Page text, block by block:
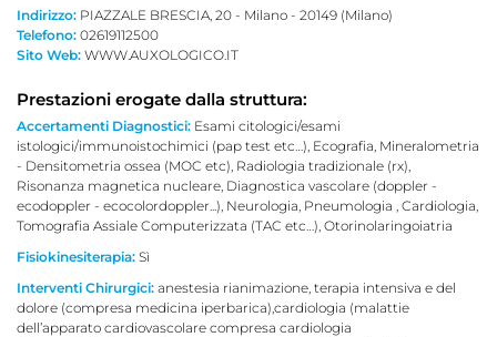
Indirizzo: PIAZZALE BRESCIA, 20 - Milano - 20149 (Milano)
Telefono: 02619112500
Sito Web: WWW.AUXOLOGICO.IT
Prestazioni erogate dalla struttura:
Accertamenti Diagnostici: Esami citologici/esami
istologici/immunoistochimici (pap test etc…), Ecografia, Mineralometria
- Densitometria ossea (MOC etc), Radiologia tradizionale (rx),
Risonanza magnetica nucleare, Diagnostica vascolare (doppler -
ecodoppler - ecocolordoppler...), Neurologia, Pneumologia , Cardiologia,
Tomografia Assiale Computerizzata (TAC etc…), Otorinolaringoiatria
Fisiokinesiterapia: Sì
Interventi Chirurgici: anestesia rianimazione, terapia intensiva e del
dolore (compresa medicina iperbarica),cardiologia (malattie
dell’apparato cardiovascolare compresa cardiologia